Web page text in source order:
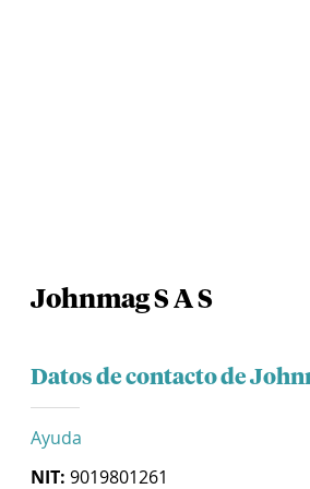
Johnmag S A S
Datos de contacto de
Ayuda
NIT: 9019801261